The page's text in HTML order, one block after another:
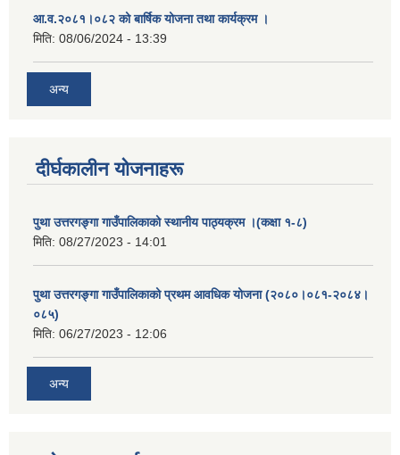
आ.व.२०८१।०८२ को बार्षिक योजना तथा कार्यक्रम ।
मिति: 08/06/2024 - 13:39
अन्य
दीर्घकालीन योजनाहरू
पुथा उत्तरगङ्गा गाउँपालिकाको स्थानीय पाठ्यक्रम ।(कक्षा १-८)
मिति: 08/27/2023 - 14:01
पुथा उत्तरगङ्गा गाउँपालिकाको प्रथम आवधिक योजना (२०८०।०८१-२०८४।
०८५)
मिति: 06/27/2023 - 12:06
अन्य